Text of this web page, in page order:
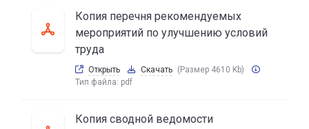
Копия перечня рекомендуемых
мероприятий по улучшению условий
труда
Открыть Скачать (Размер 4610 Kb)
Тип файла: pdf
Копия сводной ведомости